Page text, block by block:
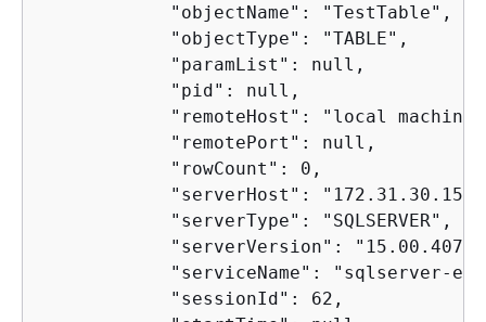
            "objectName": "TestTable",
            "objectType": "TABLE",
            "paramList": null,
            "pid": null,
"remoteHost": "local
            "remotePort": null,
            "rowCount": 0,
"serverHost":
            "serverType": "SQLSERVER",
"serverVersion":
"serviceName": "sqlserver-
            "sessionId": 62,